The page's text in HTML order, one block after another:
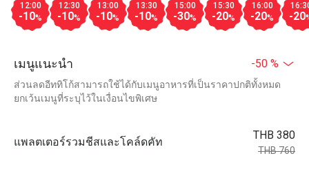
12:00
-10%
12:30
-10%
13:00
-10%
13:30
-10%
15:00
-30%
15:30
-20%
16:00
-20% -20
เมนูแนะนำ -50 %
ส่วนลดอีททิโก้สามารถใช้ได้กับเมนูอาหารที่เป็นราคาปกติทั้งหมด
ยกเว้นเมนูที่ระบุไว้ในเงื่อนไขพิเศษ
แพลตเตอร์รวมชีสและโคล์ดคัท
THB 380
THB 760